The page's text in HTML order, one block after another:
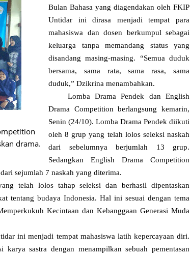
drama.
Bulan Bahasa yang diagendakan oleh FKIP
Untidar ini dirasa menjadi tempat para
mahasiswa dan dosen berkumpul sebagai
keluarga tanpa memandang status yang
disandang masing-masing. “Semua duduk
bersama, sama rata, sama rasa, sama
duduk,” Dzikrina menambahkan.
Lomba Drama Pendek dan English
Drama Competition berlangsung kemarin,
Senin (24/10). Lomba Drama Pendek diikuti
oleh 8 grup yang telah lolos seleksi naskah
dari sebelumnya berjumlah 13 grup.
Sedangkan English Drama Competition
sejumlah 7 naskah yang diterima.
telah lolos tahap seleksi dan berhasil dipentaskan
tentang budaya Indonesia. Hal ini sesuai dengan tema
Kecintaan dan Kebanggaan Generasi Muda
ini menjadi tempat mahasiswa latih kepercayaan diri.
karya sastra dengan menampilkan sebuah pementasan